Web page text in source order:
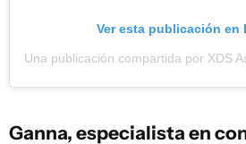
Ver esta publicación en
Ganna, especialista en